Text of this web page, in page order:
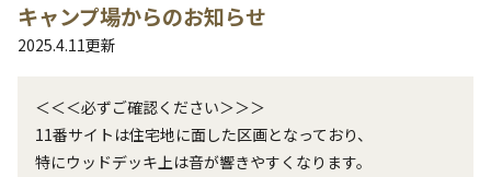
キャンプ場からのお知らせ
2025.4.11更新
＜＜＜必ずご確認ください＞＞＞
11番サイトは住宅地に面した区画となっており、
特にウッドデッキ上は音が響きやすくなります。